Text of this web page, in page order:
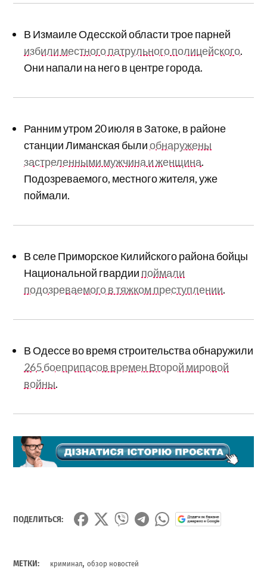
В Измаиле Одесской области трое парней
избили местного патрульного полицейского.
Они напали на него в центре города.
Ранним утром 20 июля в Затоке, в районе
станции Лиманская былиобнаружены
застреленными мужчина и женщина.
Подозреваемого, местного жителя, уже
поймали.
В селе Приморское Килийского района бойцы
Национальной гвардии поймали
подозреваемого в тяжком преступлении.
В Одессе во время строительства обнаружили
265 боеприпасов времен Второй мировой
войны.
ПОДЕЛИТЬСЯ:
МЕТКИ: криминал,обзор новостей